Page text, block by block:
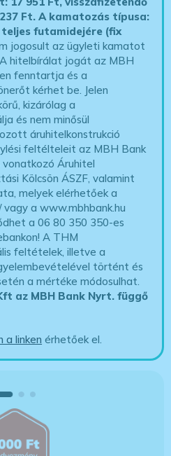
Ft.A kamatozás típusa:
futamidejére (fix
jogosult az ügyleti kamatot
hitelbírálat jogát az MBH
fenntartja és a
kérhet be. Jelen
kizárólag a
és nem minősül
áruhitelkonstrukció
feltélteleit az MBH Bank
Áruhitel
Kölcsön ÁSZF, valamint
melyek elérhetőek a
vagy a www.mbhbank.hu
a 06 80 350 350-es
A THM
feltételek, illetve a
történt és
a mértéke módosulhat.
az MBH Bank Nyrt. függő
a linken érhetőek el.